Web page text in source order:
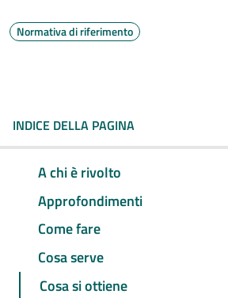
Normativa di riferimento
INDICE DELLA PAGINA
A chi è rivolto
Approfondimenti
Come fare
Cosa serve
Cosa si ottiene